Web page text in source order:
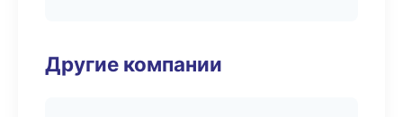
Другие компании